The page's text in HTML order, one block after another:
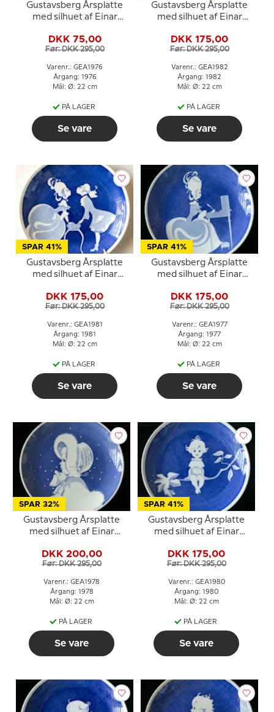
Gustavsberg Årsplatte
med silhuet af Einar
DKK 75,00
Før: DKK 295,00
Varenr.: GEA1976
Årgang: 1976
Mål: Ø: 22 cm
PÅ LAGER
Se vare
Gustavsberg Årsplatte
med silhuet af Einar
DKK 175,00
Før: DKK 295,00
Varenr.: GEA1982
Årgang: 1982
Mål: Ø: 22 cm
PÅ LAGER
Se vare
SPAR 41%
Gustavsberg Årsplatte
med silhuet af Einar
DKK 175,00
Før: DKK 295,00
Varenr.: GEA1981
Årgang: 1981
Mål: Ø: 22 cm
PÅ LAGER
Se vare
SPAR 41%
Gustavsberg Årsplatte
med silhuet af Einar
DKK 175,00
Før: DKK 295,00
Varenr.: GEA1977
Årgang: 1977
Mål: Ø: 22 cm
PÅ LAGER
Se vare
SPAR 32%
Gustavsberg Årsplatte
med silhuet af Einar
DKK 200,00
Før: DKK 295,00
Varenr.: GEA1978
Årgang: 1978
Mål: Ø: 22 cm
PÅ LAGER
Se vare
SPAR 41%
Gustavsberg Årsplatte
med silhuet af Einar
DKK 175,00
Før: DKK 295,00
Varenr.: GEA1980
Årgang: 1980
Mål: Ø: 22 cm
PÅ LAGER
Se vare